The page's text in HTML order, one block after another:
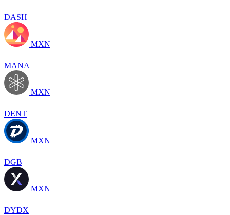
DASH
MXN
MANA
MXN
DENT
MXN
DGB
MXN
DYDX